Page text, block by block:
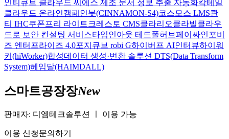
인티큐브 클라우드 씨에스 제조 문서 정보 추출 자동화칵테일
클라우드 온라인캠페인봇(CINNAMON-S4)코스모스 LMS콴
티 IHC쿠폰프리 라이트 크레스토 CMS클라리오클라빌클라우
드로 보안 컨설팅 서비스타임인아웃 테드폴허브페이싸인 포비
즈 엔터프라이즈 4.0포지큐브 robi G하이버프 AI인터뷰하이워
커(hiWorker)합성데이터 생성·변환 솔루션 DTS(Data Transform
System)헤임달(HAIMDALL)
스마트공장장New
판매자: 디엠테크솔루션 이용 가능
이용 신청문의하기